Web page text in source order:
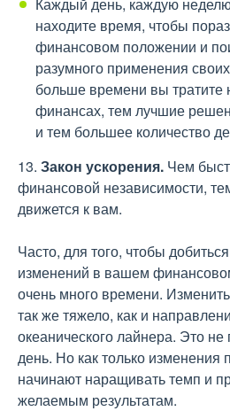
находите время, чтобы
финансовом положении и
разумного применения
больше времени вы
финансах, тем лучшие
и тем большее количество
13. Закон ускорения. Чем
финансовой независимости,
движется к вам.
Часто, для того, чтобы
изменений в вашем
очень много времени.
так же тяжело, как и
океанического лайнера. Это не
день. Но как только изменения
начинают наращивать темп и
желаемым результатам.